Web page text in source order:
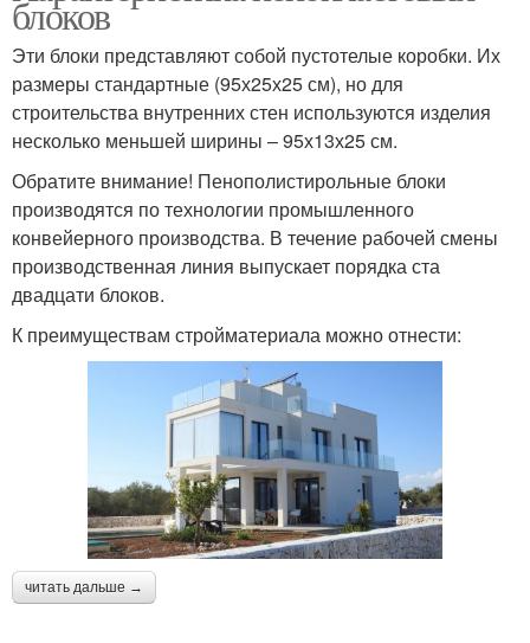
блоков
Эти блоки представляют собой пустотелые коробки. Их
размеры стандартные (95х25х25 см), но для
строительства внутренних стен используются изделия
несколько меньшей ширины – 95х13х25 см.
Обратите внимание! Пенополистирольные блоки
производятся по технологии промышленного
конвейерного производства. В течение рабочей смены
производственная линия выпускает порядка ста
двадцати блоков.
К преимуществам стройматериала можно отнести:
читать дальше →